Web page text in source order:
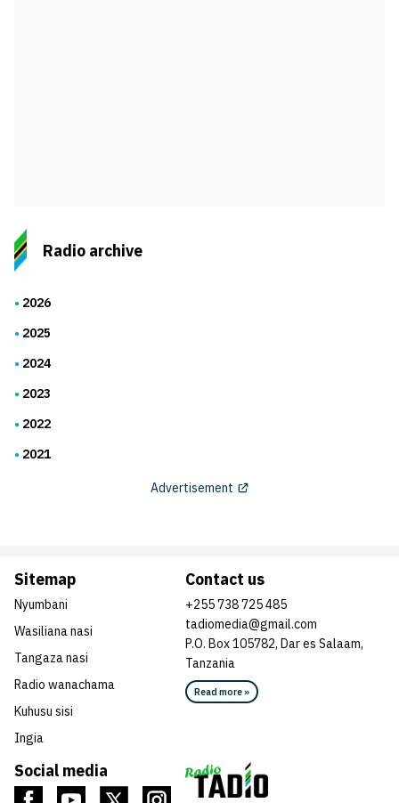
Radio archive
2026
2025
2024
2023
2022
2021
Advertisement
Social media
Sitemap
Nyumbani
Wasiliana nasi
Tangaza nasi
Radio wanachama
Kuhusu sisi
Ingia
Contact us
+255 738 725 485
tadiomedia@gmail.com
P.O. Box 105782, Dar es Salaam,
Tanzania
Read more »